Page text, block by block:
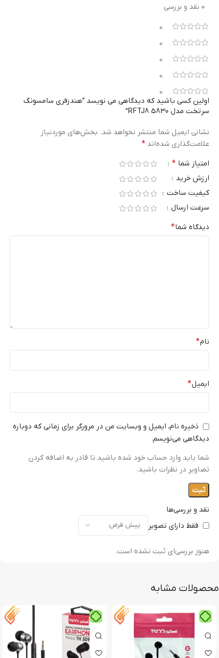
0 نقد و بررسی
0
0
0
0
0
نقد و بررسی‌ها
فقط دارای تصویر
هنوز بررسی‌ای ثبت نشده است.
اولین کسی باشید که دیدگاهی می نویسد “هندزفری سامسونگ
سرتخت مدل 5830 RFTJ8”
نشانی ایمیل شما منتشر نخواهد شد. بخش‌های موردنیاز
علامت‌گذاری شده‌اند *
امتیاز شما *
ارزش خرید
کیفیت ساخت
سرعت ارسال
دیدگاه شما*
نام*
ایمیل*
ذخیره نام، ایمیل و وبسایت من در مرورگر برای زمانی که دوباره
دیدگاهی می‌نویسم.
شما باید وارد حساب خود شده باشید تا قادر به اضافه کردن
تصاویر در نظرات باشید.
محصولات مشابه